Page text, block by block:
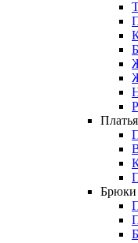
Платья
Брюки